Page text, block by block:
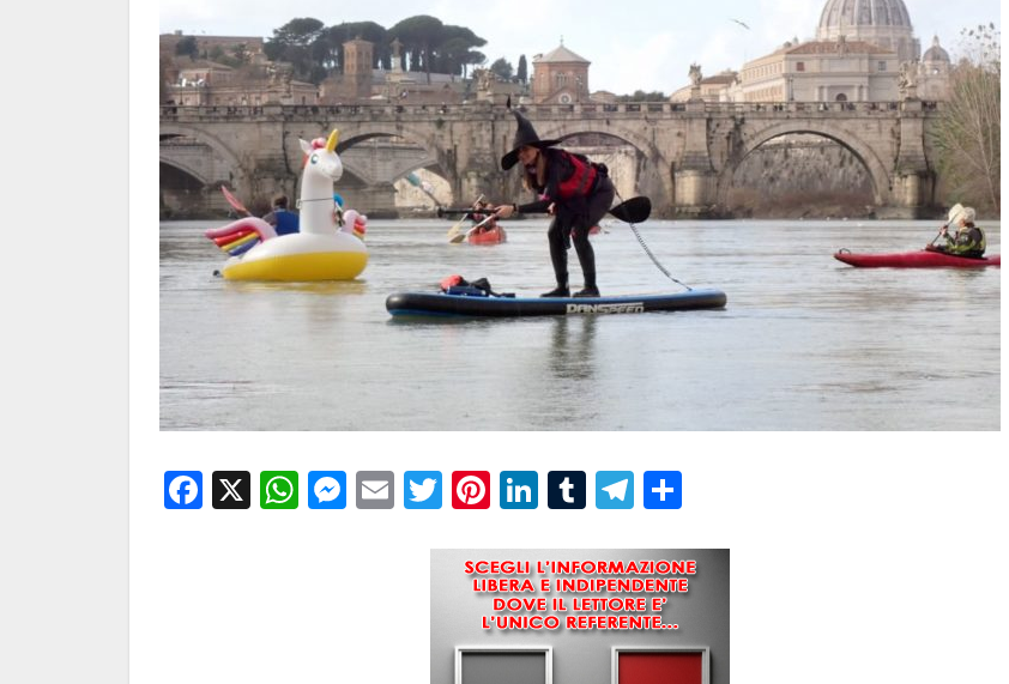
Facebook
X WhatsApp
Messenger
EmailTwitter
Pinterest
LinkedIn
TumblrTelegram